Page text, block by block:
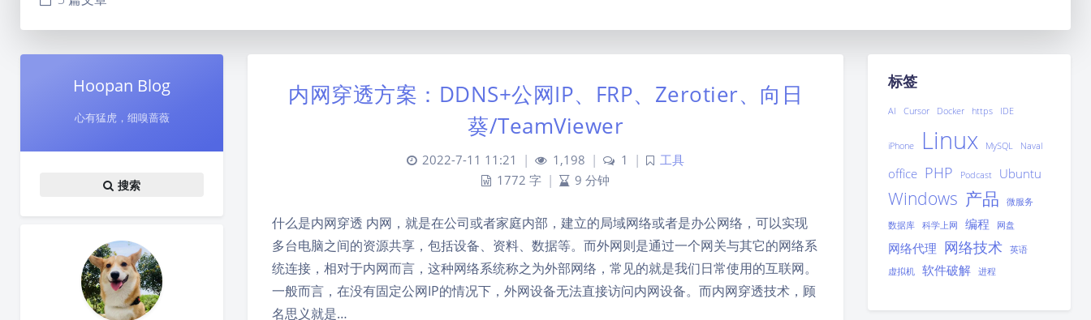
Hoopan Blog
心有猛虎，细嗅蔷薇
搜索
标签
AI Cursor Docker https IDE
iPhone Linux MySQL Naval
office PHP Podcast Ubuntu
Windows 产品 微服务
数据库 科学上网 编程 网盘
网络代理 网络技术
英语
虚拟机
软件破解 进程
内网穿透方案：DDNS+公网IP、FRP、Zerotier、向日
葵/TeamViewer
2022-7-11 11:21 | 1,198 | 1 |
工具
1772 字 | 9 分钟
什么是内网穿透 内网，就是在公司或者家庭内部，建立的局域网络或者是办公网络，可以实现
多台电脑之间的资源共享，包括设备、资料、数据等。而外网则是通过一个网关与其它的网络系
统连接，相对于内网而言，这种网络系统称之为外部网络，常见的就是我们日常使用的互联网。
一般而言，在没有固定公网IP的情况下，外网设备无法直接访问内网设备。而内网穿透技术，顾
名思义就是…